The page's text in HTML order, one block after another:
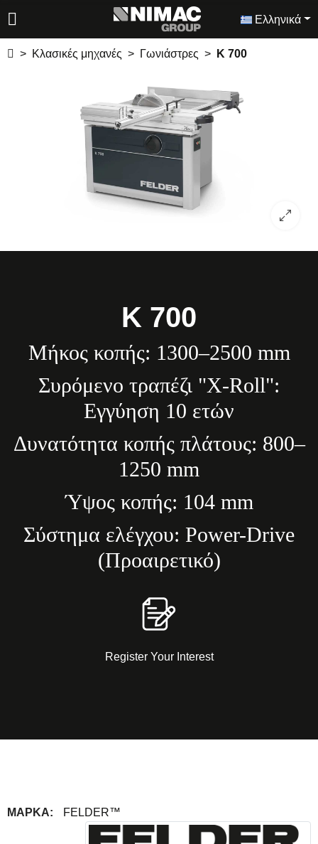
Ελληνικά
Κλασικές μηχανές Γωνιάστρες K 700
K 700
Μήκος κοπής: 1300–2500 mm
Συρόμενο τραπέζι "X-Roll":
Εγγύηση 10 ετών
Δυνατότητα κοπής πλάτους: 800–
1250 mm
Ύψος κοπής: 104 mm
Σύστημα ελέγχου: Power-Drive
(Προαιρετικό)
Register Your Interest
ΜΆΡΚΑ: FELDER™